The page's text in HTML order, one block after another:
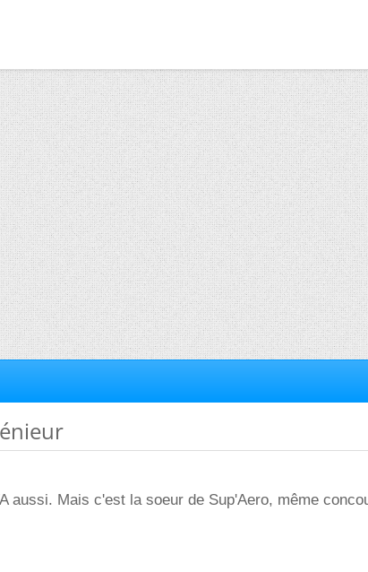
aussi. Mais c'est la soeur de Sup'Aero, même